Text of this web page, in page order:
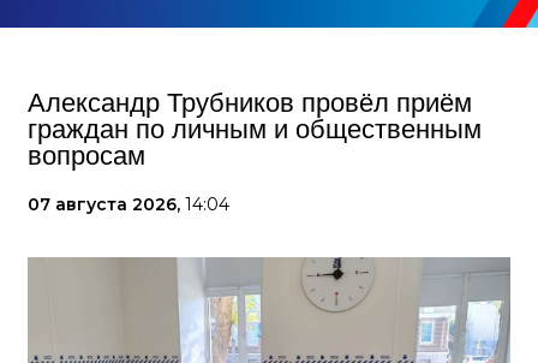
Александр Трубников провёл приём
граждан по личным и общественным
вопросам
07 августа 2026, 14:04